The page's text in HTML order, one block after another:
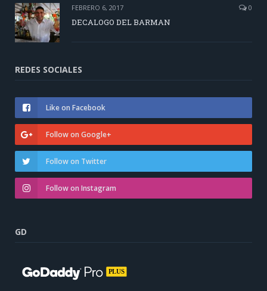
FEBRERO 6, 2017 0
DECALOGO DEL BARMAN
REDES SOCIALES
Like on Facebook
Follow on Google+
Follow on Twitter
Follow on Instagram
GD